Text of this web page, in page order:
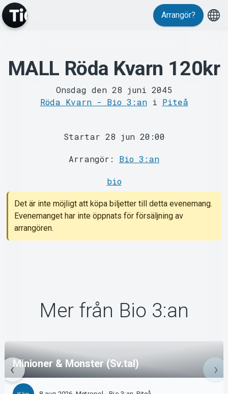
MyTickster
Support
Om Tickster
Arrangör?
MALL Röda Kvarn 120kr
Onsdag den 28 juni 2045
Röda Kvarn - Bio 3:ani Piteå
Startar 28 jun 20:00
Arrangör: Bio 3:an
bio
Det är inte möjligt att köpa biljetter till detta evenemang.
Evenemanget har inte öppnats för försäljning av
arrangören.
Mer från Bio 3:an
Minioner & Monster (Sv.tal)